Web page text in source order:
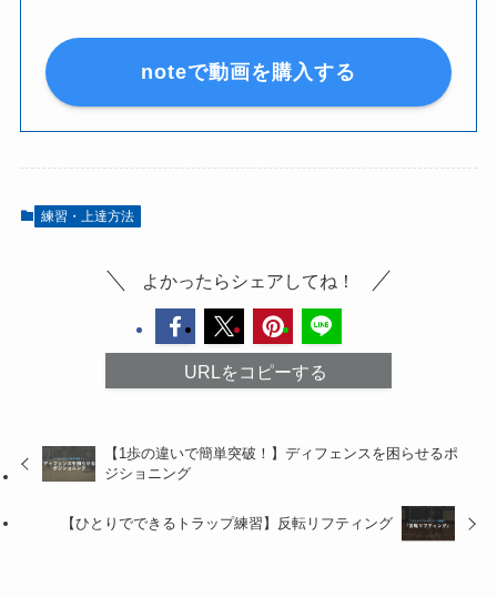
noteで動画を購入する
練習・上達方法
よかったらシェアしてね！
URLをコピーする
【1歩の違いで簡単突破！】ディフェンスを困らせるポ
ジショニング
【ひとりでできるトラップ練習】反転リフティング